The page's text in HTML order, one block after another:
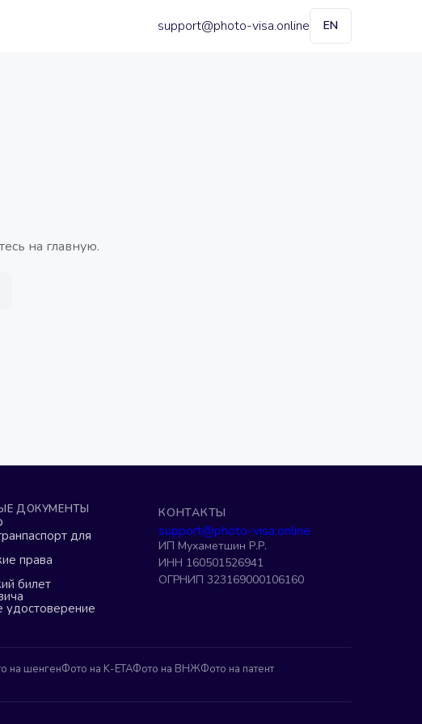
support@photo-visa.online EN
на главную.
ДОКУМЕНТЫ
для
права
билет
удостоверение
КОНТАКТЫ
support@photo-visa.online
ИП Мухаметшин Р.Р.
ИНН 160501526941
ОГРНИП 323169000106160
на шенгенФото на K-ETAФото на ВНЖФото на патент